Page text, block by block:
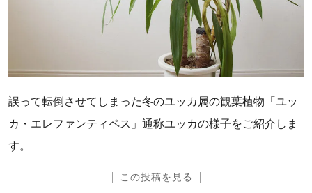
誤って転倒させてしまった冬のユッカ属の観葉植物「ユッ
カ・エレファンティペス」通称ユッカの様子をご紹介しま
す。
この投稿を見る